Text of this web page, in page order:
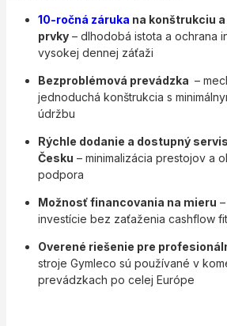
10-ročná záruka na konštrukciu
prvky – dlhodobá istota a ochrana
vysokej dennej záťaži
Bezproblémová prevádzka –
jednoduchá konštrukcia s
údržbu
Rýchle dodanie a dostupný
Česku – minimalizácia prestojov a
podpora
Možnosť financovania na mieru
investície bez zaťaženia cashflow
Overené riešenie pre
stroje Gymleco sú používané v
prevádzkach po celej Európe